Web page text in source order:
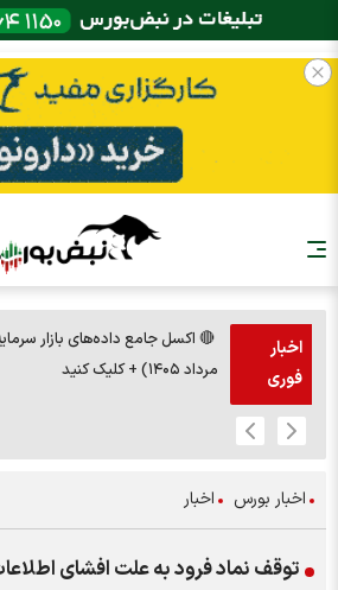
اخبار
فوری
مرداد ۱۴۰۵) + کلیک کنید
اخبار بورس اخبار
توقف نماد فرود به علت افشاي